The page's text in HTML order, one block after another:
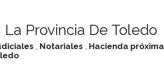
Provincia De Toledo
, Notariales , Hacienda próxima